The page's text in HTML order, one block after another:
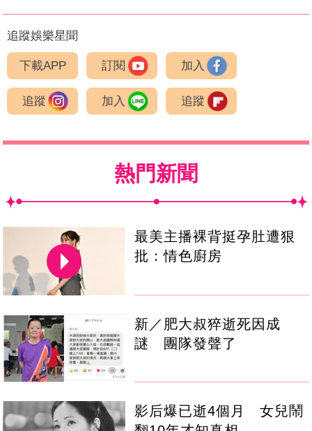
追蹤娛樂星聞
下載APP 訂閱 加入
追蹤 加入 追蹤
熱門新聞
最美主播裸背挺孕肚遭狠
批：情色廚房
新／肥大叔猝逝死因成
謎 團隊發聲了
影后爆已逝4個月 女兒鬧